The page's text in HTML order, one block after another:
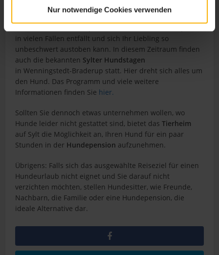
Nur notwendige Cookies verwenden
Gerade die Vor- und Nachsaison vom 1. November bis
in vielen Fällen entfällt und sich Ihr Liebling so
unbeschwert austoben kann. In diesem Zeitraum finden
auch die bekannten Sylter Hundstagen
in Wenningstedt-Braderup statt. Hier dreht sich alles um
den Hund. Das Programm und viele weitere
Informationen finden Sie hier.
Sollten Sie dennoch etwas unternehmen wollen, wo
Hunde leider nicht gestattet sind, bietet dasTierheim
auf Sylt die Möglichkeit an, Ihren Hund für ein paar
Stunden in der Hundepension aufzunehmen.
Übrigens: Falls sich das ausgewählte Reiseziel für einen
Hundeurlaub nicht eignet und Sie darauf nicht
verzichten möchten, stellen Hundesitter, wie Freunde,
Nachbarn, die Familie oder eine Hundepension, die
ideale Alternative dar.